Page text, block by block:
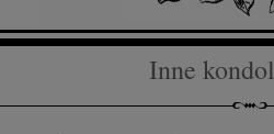
Inne
treści, badnie odbiorców i ulepszanie